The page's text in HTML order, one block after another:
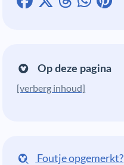
Op deze pagina
[verberg inhoud]
Foutje opgemerkt?